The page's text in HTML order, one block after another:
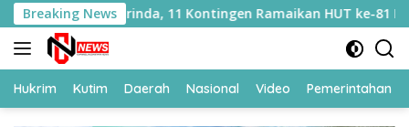
Langsung
ke
konten
Breaking News11 Kontingen Ramaikan HUT ke-81 RI
Hukrim Kutim Daerah Nasional Video Pemerintahan